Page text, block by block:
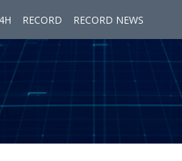
RECORD RECORD NEWS